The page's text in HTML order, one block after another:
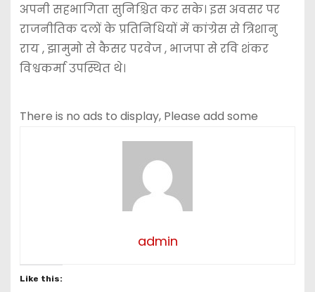
अपनी सहभागिता सुनिश्चित कर सके। इस अवसर पर
राजनीतिक दलों के प्रतिनिधियों में कांग्रेस से त्रिशानु
राय , झामुमो से कैसर परवेज , भाजपा से रवि शंकर
विश्वकर्मा उपस्थित थे।
There is no ads to display, Please add some
admin
Like this: